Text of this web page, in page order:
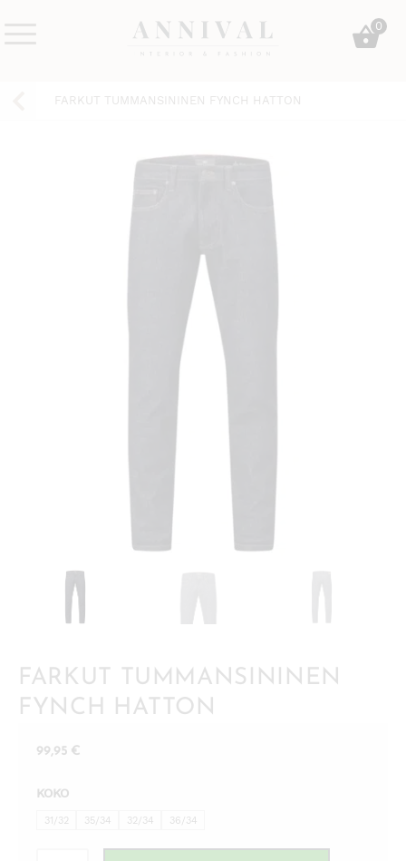
&
0
FARKUT TUMMANSININEN FYNCH HATTON
FARKUT TUMMANSININEN
FYNCH HATTON
99,95 €
KOKO
31/32 35/34 32/34 36/34